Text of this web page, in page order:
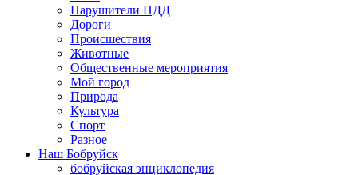
Нарушители ПДД
Дороги
Происшествия
Животные
Общественные мероприятия
Мой город
Природа
Культура
Спорт
Разное
Наш Бобруйск
бобруйская энциклопедия